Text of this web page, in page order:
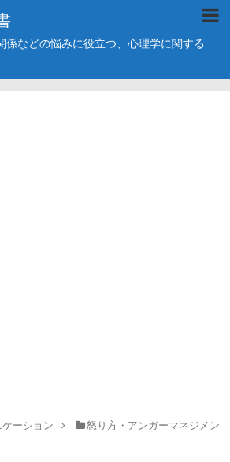
係などの悩みに役立つ、心理学に関する
ケーション
怒り方・アンガーマネジメン